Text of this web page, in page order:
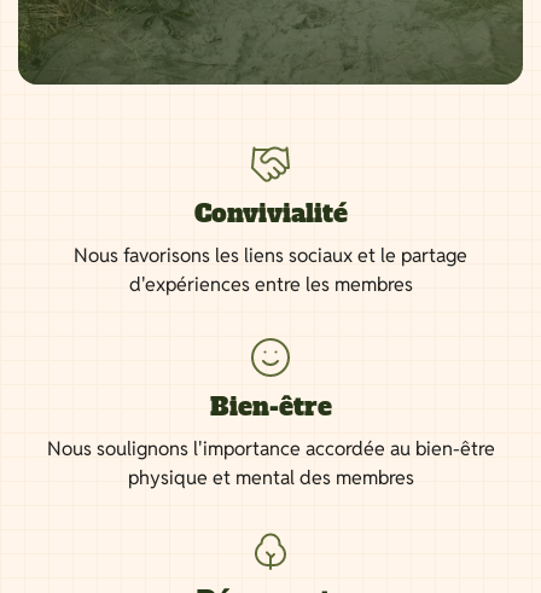
Convivialité
Nous favorisons les liens sociaux et le partage
d'expériences entre les membres
Bien-être
Nous soulignons l'importance accordée au bien-être
physique et mental des membres